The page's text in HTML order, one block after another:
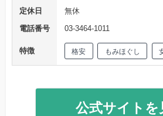
定休日
無休
電話番号
03-3464-1011
特徴 格安 もみほぐし
公式サイトを